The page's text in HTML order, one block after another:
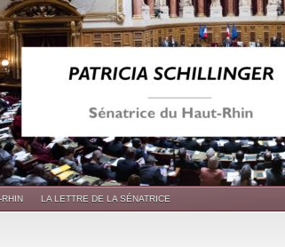
RHIN LA LETTRE DE LA SÉNATRICE